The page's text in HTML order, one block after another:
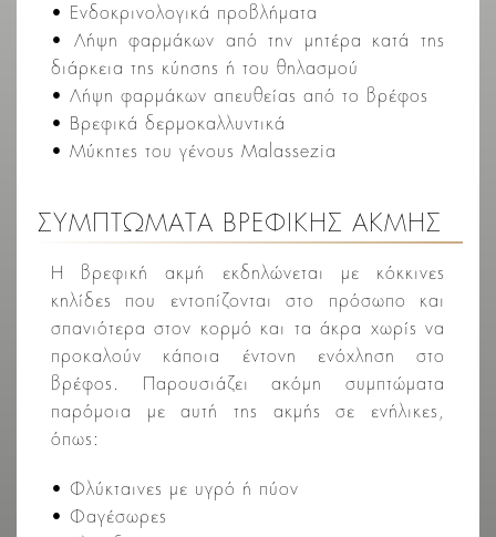
• Ενδοκρινολογικά προβλήματα
• Λήψη φαρμάκων από την μητέρα κατά της
διάρκεια της κύησης ή του θηλασμού
• Λήψη φαρμάκων απευθείας από το βρέφος
• Βρεφικά δερμοκαλλυντικά
• Μύκητες του γένους Malassezia
ΣΥΜΠΤΩΜΑΤΑ ΒΡΕΦΙΚΗΣ ΑΚΜΗΣ
Η βρεφική ακμή εκδηλώνεται με κόκκινες
κηλίδες που εντοπίζονται στο πρόσωπο και
σπανιότερα στον κορμό και τα άκρα χωρίς να
προκαλούν κάποια έντονη ενόχληση στο
βρέφος. Παρουσιάζει ακόμη συμπτώματα
παρόμοια με αυτή της ακμής σε ενήλικες,
όπως:
• Φλύκταινες με υγρό ή πύον
• Φαγέσωρες